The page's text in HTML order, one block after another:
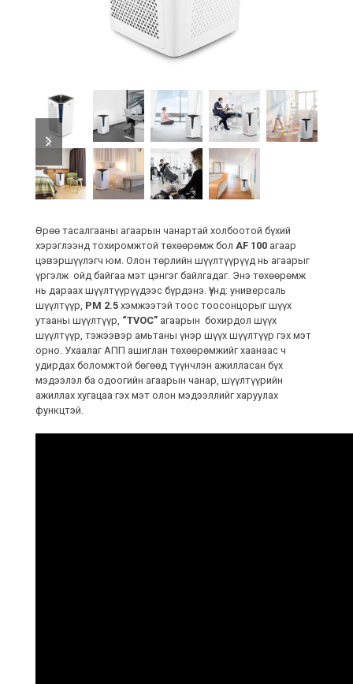
previous
slide
next
slide
Өрөө тасалгааны агаарын чанартай холбоотой бүхий
хэрэглээнд тохиромжтой төхөөрөмж бол AF 100агаар
цэвэршүүлэгч юм. Олон төрлийн шүүлтүүрүүд нь агаарыг
үргэлж ойд байгаа мэт цэнгэг байлгадаг. Энэ төхөөрөмж
нь дараах шүүлтүүрүүдээс бүрдэнэ. Үүнд: универсаль
шүүлтүүр, PM 2.5хэмжээтэй тоос тоосонцорыг шүүх
утааны шүүлтүүр, “TVOC”агаарын бохирдол шүүх
шүүлтүүр, тэжээвэр амьтаны үнэр шүүх шүүлтүүр гэх мэт
орно. Ухаалаг АПП ашиглан төхөөрөмжийг хаанаас ч
удирдах боломжтой бөгөөд түүнчлэн ажилласан бүх
мэдээлэл ба одоогийн агаарын чанар, шүүлтүүрийн
ажиллах хугацаа гэх мэт олон мэдээллийг харуулах
функцтэй.